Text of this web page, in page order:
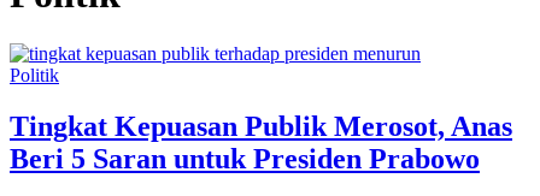
Politik
Tingkat Kepuasan Publik Merosot, Anas
Beri 5 Saran untuk Presiden Prabowo